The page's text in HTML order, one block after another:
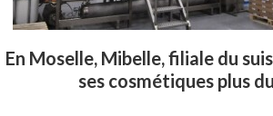
En Moselle, Mibelle, filiale du
ses cosmétiques plus